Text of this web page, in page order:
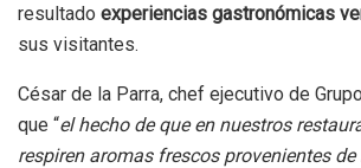
resultado experiencias gastronómicas
sus visitantes.
César de la Parra, chef ejecutivo de
que “el hecho de que en nuestros
respiren aromas frescos provenientes